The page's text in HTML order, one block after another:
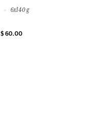
6x140 g
$ 60.00